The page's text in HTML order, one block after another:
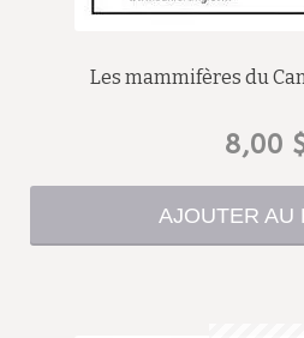
Les mammifères du
8,00
AJOUTER AU